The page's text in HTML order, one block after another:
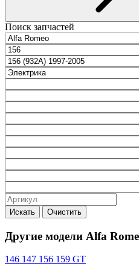
Поиск запчастей
Искать Очистить
Другие модели Alfa
146 147 156 159 GT